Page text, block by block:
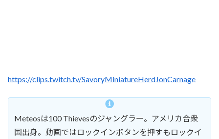
https://clips.twitch.tv/SavoryMiniatureHerdJonCarnage
Meteosは100 Thievesのジャングラー。アメリカ合衆
国出身。動画ではロックインボタンを押すもロックイ